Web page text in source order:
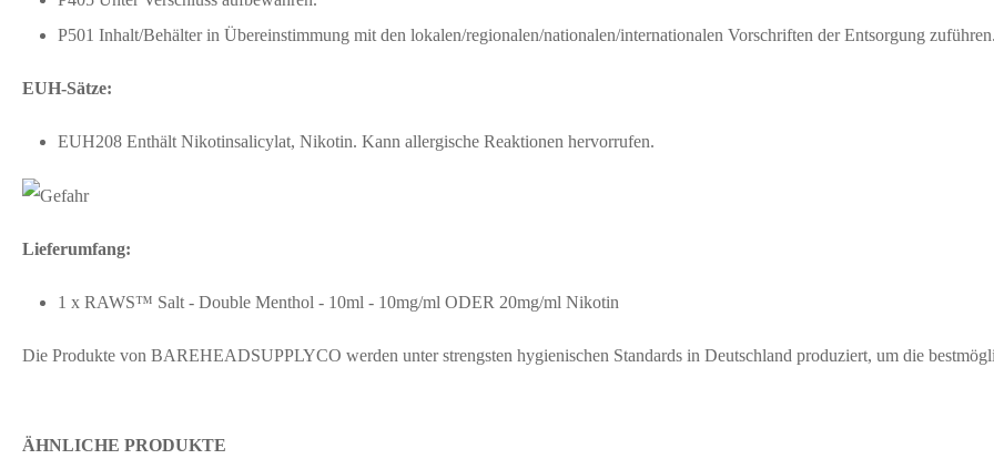
P501 Inhalt/Behälter in Übereinstimmung mit den lokalen/regionalen/nationalen/internationalen Vorschriften der Entsorgung zuführen.
EUH-Sätze:
EUH208 Enthält Nikotinsalicylat, Nikotin. Kann allergische Reaktionen hervorrufen.
Lieferumfang:
1 x RAWS™ Salt - Double Menthol - 10ml - 10mg/ml ODER 20mg/ml Nikotin
Die Produkte von BAREHEADSUPPLYCO werden unter strengsten hygienischen Standards in Deutschland produziert, um die
ÄHNLICHE PRODUKTE